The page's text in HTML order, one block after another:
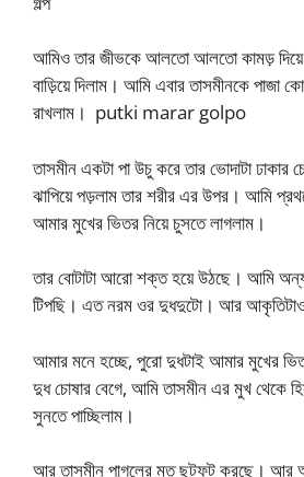
আমিও তার জীভকে আলতো আলতো কামড়
বাড়িয়ে দিলাম। আমি এবার তাসমীনকে পাজা
রাখলাম। putki marar golpo
তাসমীন একটা পা উচু করে তার ভোদাটা ঢাকার
ঝাপিয়ে পড়লাম তার শরীর এর উপর। আমি
আমার মুখের ভিতর নিয়ে চুসতে লাগলাম।
তার বোটাটা আরো শক্ত হয়ে উঠছে। আমি অন্য
টিপছি। এত নরম ওর দুধদুটো। আর আকৃতিটাও
আমার মনে হচ্ছে, পুরো দুধটাই আমার মুখের
দুধ চোষার বেগে, আমি তাসমীন এর মুখ থেকে
সুনতে পাচ্ছিলাম।
আর তাসমীন পাগলের মত ছটফট করছে। আর